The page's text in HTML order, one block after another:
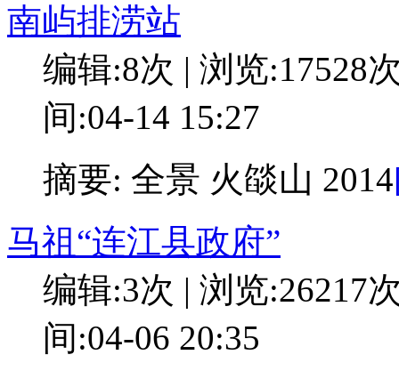
南屿排涝站
编辑:8次 | 浏览:17528
间:04-14 15:27
摘要: 全景 火燄山 2014
马祖“连江县政府”
编辑:3次 | 浏览:26217
间:04-06 20:35